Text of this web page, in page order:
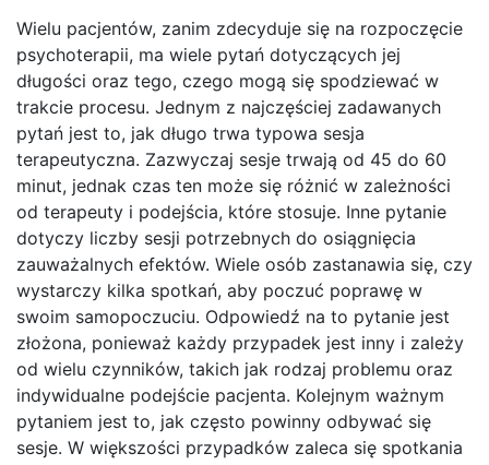
Wielu pacjentów, zanim zdecyduje się na rozpoczęcie
psychoterapii, ma wiele pytań dotyczących jej
długości oraz tego, czego mogą się spodziewać w
trakcie procesu. Jednym z najczęściej zadawanych
pytań jest to, jak długo trwa typowa sesja
terapeutyczna. Zazwyczaj sesje trwają od 45 do 60
minut, jednak czas ten może się różnić w zależności
od terapeuty i podejścia, które stosuje. Inne pytanie
dotyczy liczby sesji potrzebnych do osiągnięcia
zauważalnych efektów. Wiele osób zastanawia się, czy
wystarczy kilka spotkań, aby poczuć poprawę w
swoim samopoczuciu. Odpowiedź na to pytanie jest
złożona, ponieważ każdy przypadek jest inny i zależy
od wielu czynników, takich jak rodzaj problemu oraz
indywidualne podejście pacjenta. Kolejnym ważnym
pytaniem jest to, jak często powinny odbywać się
sesje. W większości przypadków zaleca się spotkania